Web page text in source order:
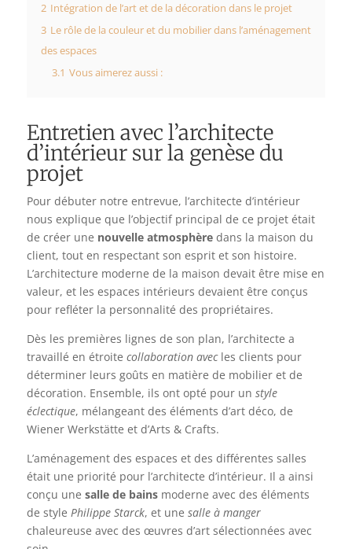
2 Intégration de l’art et de la décoration dans le projet
3 Le rôle de la couleur et du mobilier dans l’aménagement
des espaces
3.1 Vous aimerez aussi :
Entretien avec l’architecte
d’intérieur sur la genèse du
projet
Pour débuter notre entrevue, l’architecte d’intérieur
nous explique que l’objectif principal de ce projet était
de créer une nouvelle atmosphèredans la maison du
client, tout en respectant son esprit et son histoire.
L’architecture moderne de la maison devait être mise en
valeur, et les espaces intérieurs devaient être conçus
pour refléter la personnalité des propriétaires.
Dès les premières lignes de son plan, l’architecte a
travaillé en étroite collaboration avecles clients pour
déterminer leurs goûts en matière de mobilier et de
décoration. Ensemble, ils ont opté pour un style
éclectique, mélangeant des éléments d’art déco, de
Wiener Werkstätte et d’Arts & Crafts.
L’aménagement des espaces et des différentes salles
était une priorité pour l’architecte d’intérieur. Il a ainsi
conçu une salle de bainsmoderne avec des éléments
de style Philippe Starck, et une salle à manger
chaleureuse avec des œuvres d’art sélectionnées avec